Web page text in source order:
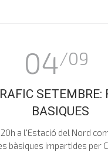
04/09
SETEMBRE:
BASIQUES
a l'Estació del Nord
bàsiques impartides per